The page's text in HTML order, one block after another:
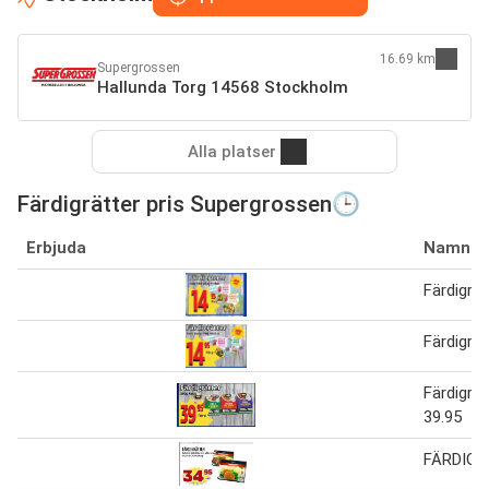
Supergrossen
Hallunda Torg 14568 Stockholm
16.69 km
Alla platser
Färdigrätter pris Supergrossen🕒
Erbjuda Namn
39.95